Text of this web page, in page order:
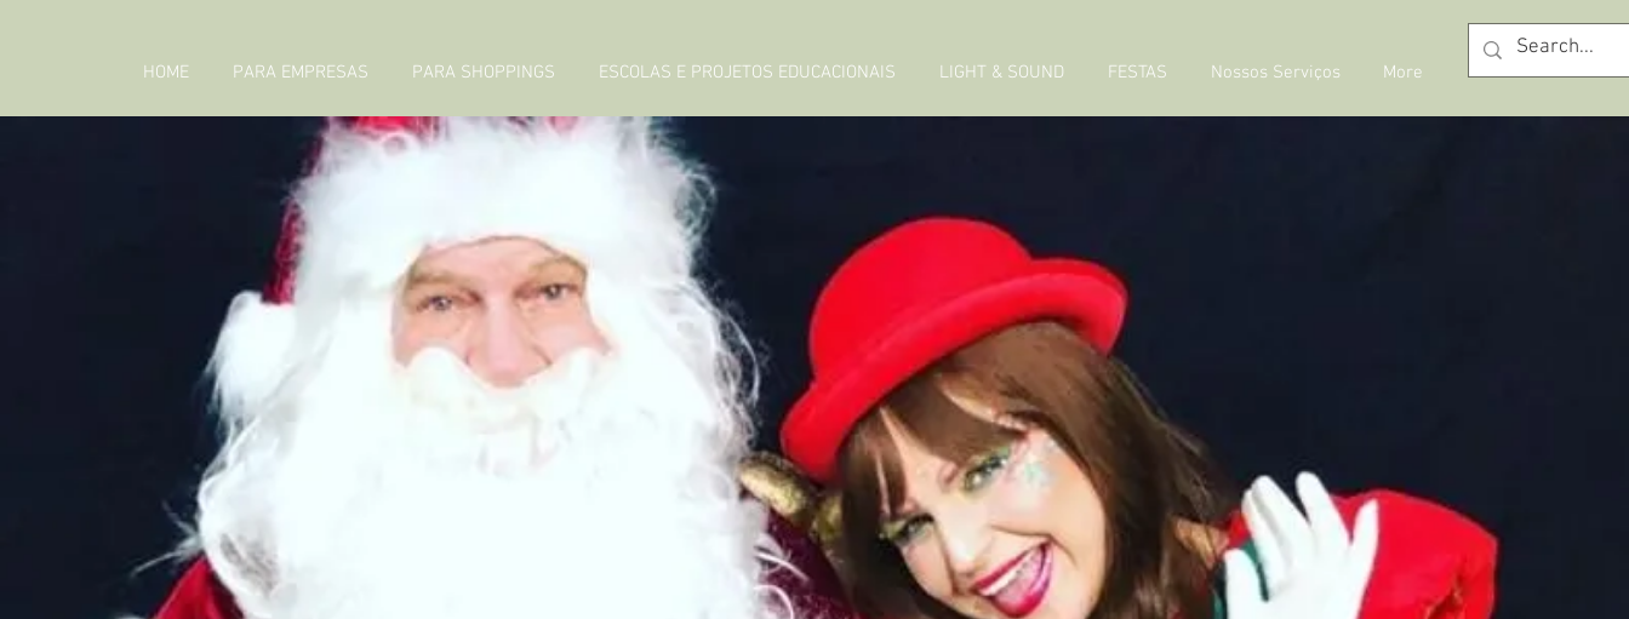
HOME PARA EMPRESAS PARA SHOPPINGS ESCOLAS E PROJETOS EDUCACIONAIS LIGHT & SOUND FESTAS Nossos Serviços More